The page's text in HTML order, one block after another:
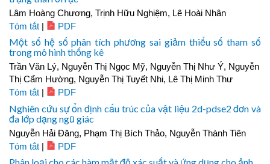
Lâm Hoàng Chương, Trịnh Hữu Nghiệm, Lê Hoài Nhân
Tóm tắt | PDF
Một số hệ số phân tích phương sai giảm thiểu số tham số
trong mô hình thống kê
Trần Văn Lý, Nguyễn Thị Ngọc Mỹ, Nguyễn Thị Như Ý, Nguyễn
Thị Cẩm Hường, Nguyễn Thị Tuyết Nhi, Lê Thị Minh Thư
Tóm tắt | PDF
Nghiên cứu sự ổn định cấu trúc của vật liệu 2d-pdse2 đơn và
đa lớp dạng ngũ giác
Nguyễn Hải Đăng, Phạm Thị Bích Thảo, Nguyễn Thành Tiên
Tóm tắt | PDF